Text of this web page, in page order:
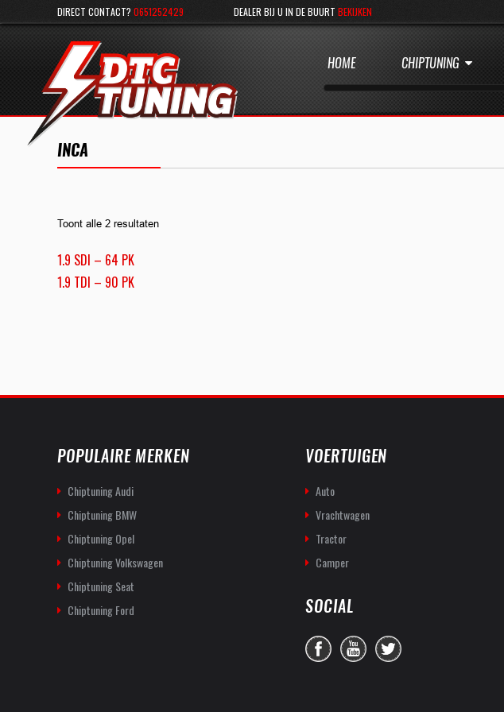
DIRECT CONTACT? 0651252429 DEALER BIJ U IN DE BUURT BEKIJKEN
HOME CHIPTUNING
INCA
Toont alle 2 resultaten
1.9 SDI – 64 PK
1.9 TDI – 90 PK
POPULAIRE MERKEN
Chiptuning Audi
Chiptuning BMW
Chiptuning Opel
Chiptuning Volkswagen
Chiptuning Seat
Chiptuning Ford
VOERTUIGEN
Auto
Vrachtwagen
Tractor
Camper
SOCIAL